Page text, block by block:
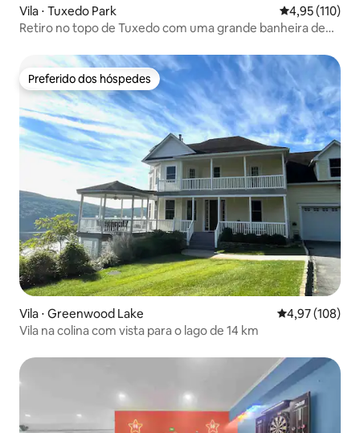
Vila ⋅ Tuxedo Park 4,95 de uma
4,95 (110)
Retiro no topo de Tuxedo com uma grande banheira de
Preferido dos hóspedes
Preferido dos hóspedes
Vila ⋅ Greenwood Lake 4,97 de uma
4,97 (108)
Vila na colina com vista para o lago de 14 km